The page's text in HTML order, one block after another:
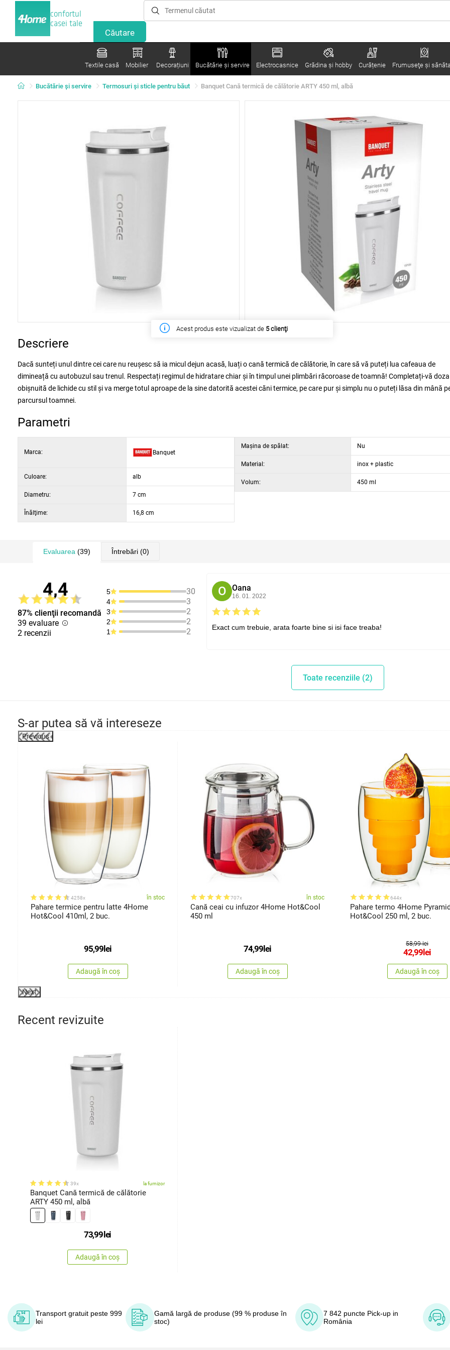
confortul
casei tale
Textile casă Mobilier Decorațiuni Bucătărie și servire Electrocasnice Grădina şi hobby Curățenie Frumuseţe şi
Bucătărie și servire Termosuri şi sticle pentru băut Banquet Cană termică de călătorie ARTY 450 ml, albă
Acest produs este vizualizat de 5 clienţi
Descriere
Dacă sunteți unul dintre cei care nu reușesc să ia micul dejun acasă, luați o cană termică de călătorie, în care să vă puteți lua cafeaua de
dimineață cu autobuzul sau trenul. Respectați regimul de hidratare chiar și în timpul unei plimbări răcoroase de toamnă! Completați-vă doza
obișnuită de lichide cu stil și va merge totul aproape de la sine datorită acestei căni termice, pe care pur și simplu nu o puteți lăsa din mână
parcursul toamnei.
Parametri
Marca: Banquet
Culoare: alb
Diametru: 7 cm
Înălţime: 16,8 cm
Maşina de spălat: Nu
Material: inox + plastic
Volum: 450 ml
Evaluarea (39) Întrebări (0)
4,4
87% clienţii recomandă
39 evaluare
2 recenzii
5 30
4 3
3 2
2 2
1 2
O Oana
16. 01. 2022
Exact cum trebuie, arata foarte bine si isi face treaba!
Toate recenziile (2)
S-ar putea să vă intereseze
Previous
4258x în stoc
Pahare termice pentru latte 4Home
Hot&Cool 410ml, 2 buc.
95,99lei
Adaugă în coș
707x în stoc
Cană ceai cu infuzor 4Home Hot&Cool
450 ml
74,99lei
Adaugă în coș
644x
Pahare termo 4Home
Hot&Cool 250 ml, 2 buc.
58,99 lei
42,99lei
Adaugă în coș
Next
Recent revizuite
39x la furnizor
Banquet Cană termică de călătorie
ARTY 450 ml, albă
73,99lei
Adaugă în coș
Transport gratuit peste 999
lei
Gamă largă de produse (99 % produse în
stoc)
7 842 puncte Pick-up in
România